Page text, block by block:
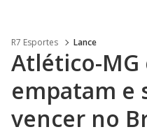
R7 Esportes Lance
Atlético-MG
empatam e
vencer no